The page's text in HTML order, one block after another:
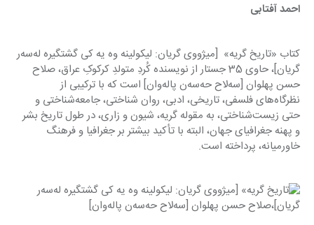
احمد آفتابی
کتاب «تاریخ گریه»  [میژووی گریان: لیکولینه وه یه کی گشتگیره له‌سه‌ر
گریان]، حاوی 35 جستار از نویسنده کُردِ متولدِ کرکوکِ عراق، صلاح
حسن پهلوان [سه‌لاح حه‌سه‌ن پاله‌وان] است که با ترکیبی از
نظرگاه‌های فلسفی، تاریخی، ادبی، روان شناختی، جامعه‌شناختی و
حتی زیست‌شناختی، به مقوله گریه، شیون و زاری، در طول تاریخ بشر
و پهنه جغرافیای جهان، البته با تأکید بیشتر بر جغرافیا و فرهنگ
خاورمیانه، پرداخته است.